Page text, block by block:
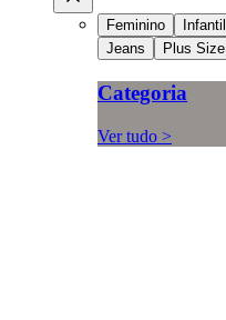
Feminino Infantil
Jeans
Plus Size
Categoria
Ver tudo >